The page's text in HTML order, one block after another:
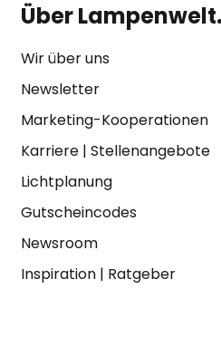
Über
Wir über uns
Newsletter
Marketing-Kooperationen
Karriere| Stellenangebote
Lichtplanung
Gutscheincodes
Newsroom
Inspiration| Ratgeber